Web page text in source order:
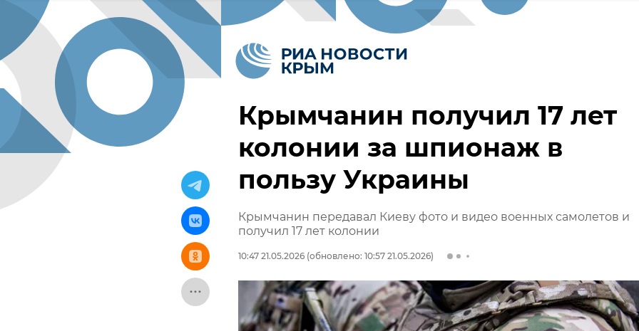
Крымчанин получил 17 лет
колонии за шпионаж в
пользу Украины
Крымчанин передавал Киеву фото и видео военных самолетов и
получил 17 лет колонии
10:47 21.05.2026 (обновлено: 10:57 21.05.2026)